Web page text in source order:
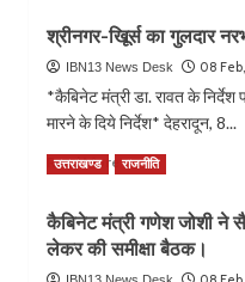
लाख
धनराशि
शासन
से
मंत्री
जोशी
ने
मुख्यमंत्री
अराजक
तत्वों
से
सख्ती
से
निपटने
के
दंगाइयों
को
श्रीनगर-खिूर्स का गुलदार
IBN13 News Desk 08
*कैबिनेट मंत्री डा. रावत के निर्देश
मारने के दिये निर्देश* देहरादून, 8...
Read MoreRead
श्रीनगर-
खिूर्स
उत्तराखण्ड राजनीति
कैबिनेट मंत्री गणेश जोशी ने
लेकर की समीक्षा बैठक।